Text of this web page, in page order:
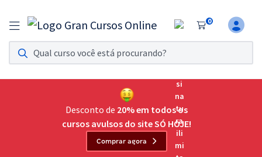
0
Assinatura Ilimitada 11
Acesso a todos os cursos. Teste grátis por 7 dias!
Assinatura OAB Até Passar
Acesso ilimitado a toda preparação para o Exame da
Residências Multiprofissionais
Desconto de 20% em todos os
cursos avulsos do site SÓ HOJE!
Comprar agora